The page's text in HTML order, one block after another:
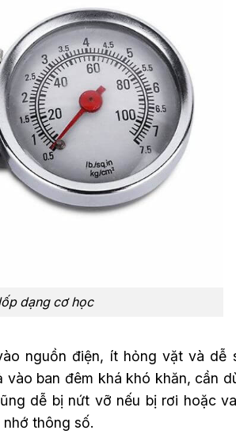
dạng cơ học
nguồn điện, ít hỏng vặt và dễ
ban đêm khá khó khăn, cần
dễ bị nứt vỡ nếu bị rơi hoặc
thông số.